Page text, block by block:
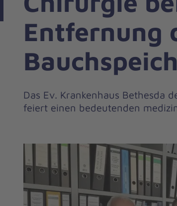
Entfernung
Das Ev. Krankenhaus Bethesda
feiert einen bedeutenden